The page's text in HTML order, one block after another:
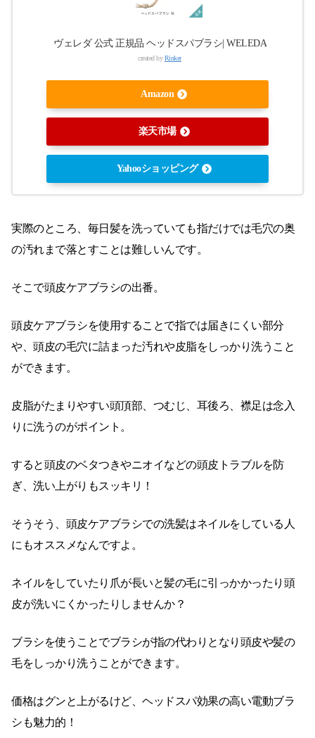
ヴェレダ 公式 正規品 ヘッドスパブラシ| WELEDA
created byRinker
Amazon
楽天市場
Yahooショッピング
実際のところ、毎日髪を洗っていても指だけでは毛穴の奥
の汚れまで落とすことは難しいんです。
そこで頭皮ケアブラシの出番。
頭皮ケアブラシを使用することで指では届きにくい部分
や、頭皮の毛穴に詰まった汚れや皮脂をしっかり洗うこと
ができます。
皮脂がたまりやすい頭頂部、つむじ、耳後ろ、襟足は念入
りに洗うのがポイント。
すると頭皮のベタつきやニオイなどの頭皮トラブルを防
ぎ、洗い上がりもスッキリ！
そうそう、頭皮ケアブラシでの洗髪はネイルをしている人
にもオススメなんですよ。
ネイルをしていたり爪が長いと髪の毛に引っかかったり頭
皮が洗いにくかったりしませんか？
ブラシを使うことでブラシが指の代わりとなり頭皮や髪の
毛をしっかり洗うことができます。
価格はグンと上がるけど、ヘッドスパ効果の高い電動ブラ
シも魅力的！